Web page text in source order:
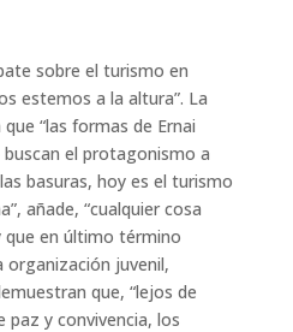
sobre el turismo en
estemos a la altura”. La
“las formas de Ernai
el protagonismo a
basuras, hoy es el turismo
añade, “cualquier cosa
que en último término
organización juvenil,
que, “lejos de
paz y convivencia, los